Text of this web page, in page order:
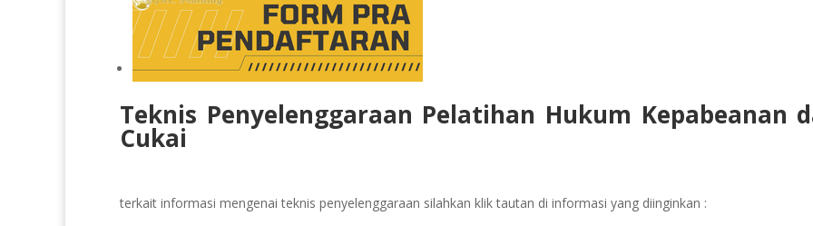
Teknis Penyelenggaraan Pelatihan Hukum Kepabeanan
Cukai
terkait informasi mengenai teknis penyelenggaraan silahkan klik tautan di informasi yang diinginkan :